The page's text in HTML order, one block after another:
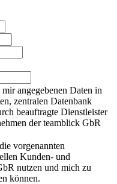
angegebenen Daten in
zentralen Datenbank
beauftragte Dienstleister
der teamblick GbR
vorgenannten
Kunden- und
nutzen und mich zu
können.